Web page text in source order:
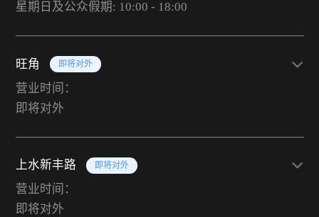
星期日及公众假期: 10:00 - 18:00
旺角 即将对外
营业时间：
即将对外
上水新丰路 即将对外
营业时间：
即将对外